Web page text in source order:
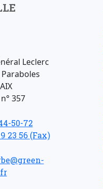
Leclerc
357
50-72
23 56 (Fax)